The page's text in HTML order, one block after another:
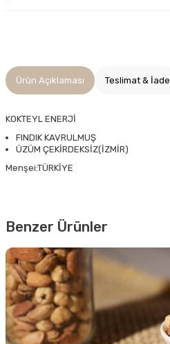
Ürün Açıklaması Teslimat & İade
KOKTEYL ENERJİ
FINDIK KAVRULMUŞ
ÜZÜM ÇEKİRDEKSİZ(İZMİR)
Menşei:TÜRKİYE
Benzer Ürünler